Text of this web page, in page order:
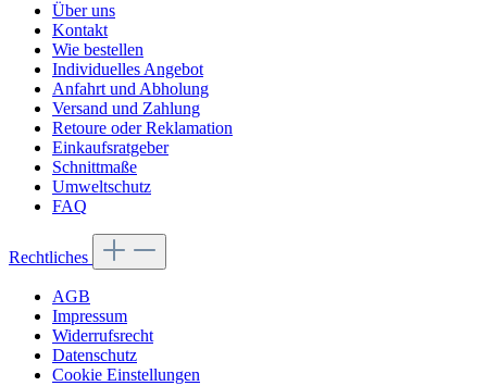
Über uns
Kontakt
Wie bestellen
Individuelles Angebot
Anfahrt und Abholung
Versand und Zahlung
Retoure oder Reklamation
Einkaufsratgeber
Schnittmaße
Umweltschutz
FAQ
Rechtliches
AGB
Impressum
Widerrufsrecht
Datenschutz
Cookie Einstellungen